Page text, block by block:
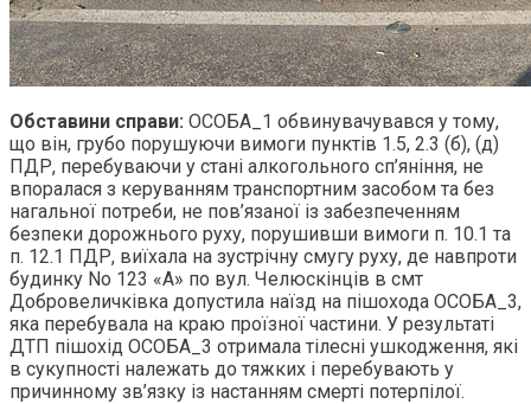
Обставини справи: ОСОБА_1 обвинувачувався у тому,
що він, грубо порушуючи вимоги пунктів 1.5, 2.3 (б), (д)
ПДР, перебуваючи у стані алкогольного сп’яніння, не
впоралася з керуванням транспортним засобом та без
нагальної потреби, не пов’язаної із забезпеченням
безпеки дорожнього руху, порушивши вимоги п. 10.1 та
п. 12.1 ПДР, виїхала на зустрічну смугу руху, де навпроти
будинку No 123 «А» по вул. Челюскінців в смт
Добровеличківка допустила наїзд на пішохода ОСОБА_3,
яка перебувала на краю проїзної частини. У результаті
ДТП пішохід ОСОБА_3 отримала тілесні ушкодження, які
в сукупності належать до тяжких і перебувають у
причинному зв’язку із настанням смерті потерпілої.